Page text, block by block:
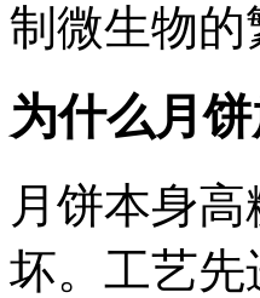
制微生物
为什么月
月饼本身
坏。工艺